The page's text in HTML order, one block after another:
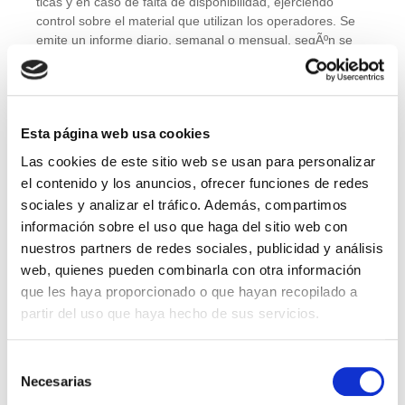
Esta página web usa cookies
Las cookies de este sitio web se usan para personalizar
el contenido y los anuncios, ofrecer funciones de redes
sociales y analizar el tráfico. Además, compartimos
información sobre el uso que haga del sitio web con
nuestros partners de redes sociales, publicidad y análisis
web, quienes pueden combinarla con otra información
que les haya proporcionado o que hayan recopilado a
partir del uso que haya hecho de sus servicios.
Necesarias
control sobre el material que utilizan los operadores. Se
emite un informe diario, semanal o mensual, segÃºn se
haya determinado en la fase inicial.
para determinar que servicio se adapta mejor a la
cambio haciaSCC, iniciÃ¡ndose el servicio segÃºn lo
acordado. Inmediatamente empezarÃ¡ la fase de
prestaciÃ³n, gestionando y velando por la evoluciÃ³n del
proceso.
Esta soluciÃ³n, con cobertura nacional e internacional,
basada en la mejora continua, y la soluciÃ³n efectiva de
incidencias en los activos tecnolÃ³gicos, permite gracias a
centros de soporte redundados, asegurar siempre la
14000, ISO 27001.